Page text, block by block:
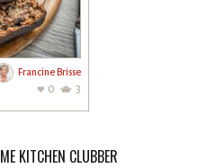
Francine Brisse
0 3
KITCHEN CLUBBER